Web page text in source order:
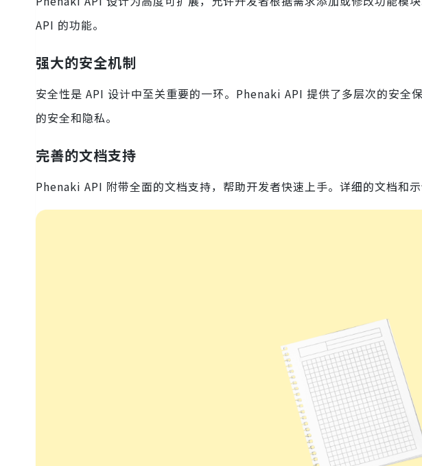
API 的功能。
强大的安全机制
安全性是 API 设计中至关重要的一环。Phenaki API 提供了多层次的安全
的安全和隐私。
完善的文档支持
Phenaki API 附带全面的文档支持，帮助开发者快速上手。详细的文档和